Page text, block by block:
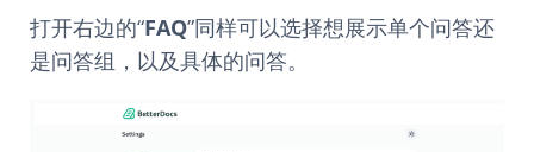
打开右边的“FAQ”同样可以选择想展示单个问答还
是问答组，以及具体的问答。